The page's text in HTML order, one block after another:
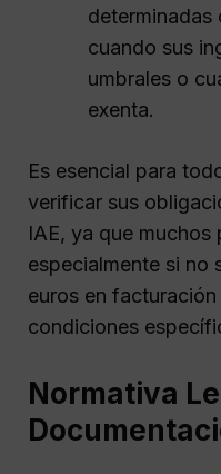
determinadas
cuando sus
umbrales o
exenta.
Es esencial para
verificar sus
IAE, ya que muchos
especialmente si no
euros en
condiciones
Normativa